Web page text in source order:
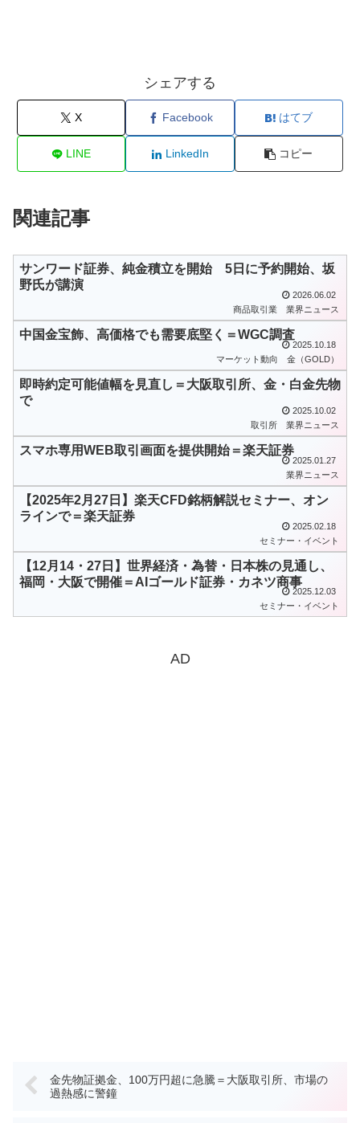
シェアする
X Facebook はてブ
LINE LinkedIn コピー
関連記事
サンワード証券、純金積立を開始 5日に予約開始、坂
野氏が講演
2026.06.02
商品取引業
業界ニュース
中国金宝飾、高価格でも需要底堅く＝WGC調査
2025.10.18
マーケット動向
金（GOLD）
即時約定可能値幅を見直し＝大阪取引所、金・白金先物
で
2025.10.02
取引所
業界ニュース
スマホ専用WEB取引画面を提供開始＝楽天証券
2025.01.27
業界ニュース
【2025年2月27日】楽天CFD銘柄解説セミナー、オン
ラインで＝楽天証券
2025.02.18
セミナー・イベント
【12月14・27日】世界経済・為替・日本株の見通し、
福岡・大阪で開催＝AIゴールド証券・カネツ商事
2025.12.03
セミナー・イベント
AD
金先物証拠金、100万円超に急騰＝大阪取引所、市場の
過熱感に警鐘